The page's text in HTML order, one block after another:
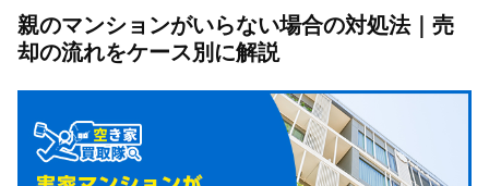
親のマンションがいらない場合の対処法｜売
却の流れをケース別に解説